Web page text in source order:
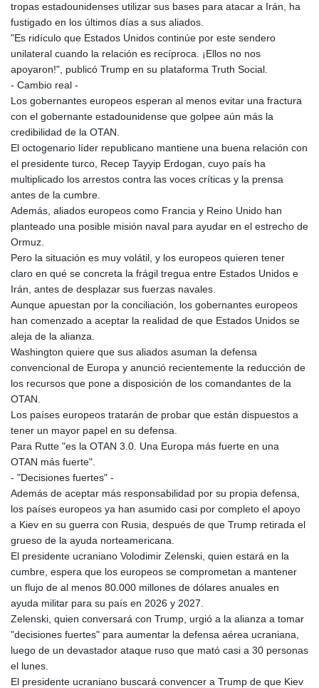
tropas estadounidenses utilizar sus bases para atacar a Irán, ha
fustigado en los últimos días a sus aliados.
"Es ridículo que Estados Unidos continúe por este sendero
unilateral cuando la relación es recíproca. ¡Ellos no nos
apoyaron!", publicó Trump en su plataforma Truth Social.
- Cambio real -
Los gobernantes europeos esperan al menos evitar una fractura
con el gobernante estadounidense que golpee aún más la
credibilidad de la OTAN.
El octogenario líder republicano mantiene una buena relación con
el presidente turco, Recep Tayyip Erdogan, cuyo país ha
multiplicado los arrestos contra las voces críticas y la prensa
antes de la cumbre.
Además, aliados europeos como Francia y Reino Unido han
planteado una posible misión naval para ayudar en el estrecho de
Ormuz.
Pero la situación es muy volátil, y los europeos quieren tener
claro en qué se concreta la frágil tregua entre Estados Unidos e
Irán, antes de desplazar sus fuerzas navales.
Aunque apuestan por la conciliación, los gobernantes europeos
han comenzado a aceptar la realidad de que Estados Unidos se
aleja de la alianza.
Washington quiere que sus aliados asuman la defensa
convencional de Europa y anunció recientemente la reducción de
los recursos que pone a disposición de los comandantes de la
OTAN.
Los países europeos tratarán de probar que están dispuestos a
tener un mayor papel en su defensa.
Para Rutte "es la OTAN 3.0. Una Europa más fuerte en una
OTAN más fuerte".
- "Decisiones fuertes" -
Además de aceptar más responsabilidad por su propia defensa,
los países europeos ya han asumido casi por completo el apoyo
a Kiev en su guerra con Rusia, después de que Trump retirada el
grueso de la ayuda norteamericana.
El presidente ucraniano Volodimir Zelenski, quien estará en la
cumbre, espera que los europeos se comprometan a mantener
un flujo de al menos 80.000 millones de dólares anuales en
ayuda militar para su país en 2026 y 2027.
Zelenski, quien conversará con Trump, urgió a la alianza a tomar
"decisiones fuertes" para aumentar la defensa aérea ucraniana,
luego de un devastador ataque ruso que mató casi a 30 personas
el lunes.
El presidente ucraniano buscará convencer a Trump de que Kiev